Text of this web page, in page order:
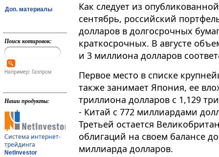
Доп. материалы
Поиск котировок:
Например: Газпром
Наши продукты:
Система интернет-
трейдинга
NetInvestor
Как следует из
сентябрь, российский
долларов в долгосрочных
краткосрочных​​​. В августе
и 3 миллиона долларов
Первое место в списке
также занимает Япония, ее
триллиона долларов с 1,129
- Китай с 772 миллиардами
Третьей остается
облигаций на своем балансе
миллиарда долларов.